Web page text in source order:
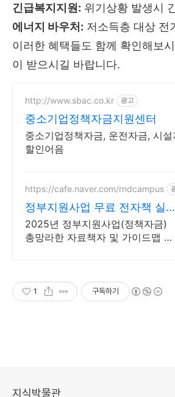
긴급복지지원: 위기상황 발생시
에너지 바우처: 저소득층 대상 전
이러한 혜택들도 함께 확인해보
이 받으시길 바랍니다.
http://www.sbac.co.kr 광고
중소기업정책자금지원센터
중소기업정책자금, 운전자금, 시
할인어음
https://cafe.naver.com/rndcampus
정부지원사업 무료 전자책 실
무 전문가 무료 웹세미나
2025년 정부지원사업(정책자금)
총망라한 자료책자 및 가이드맵 무
1 구독하기
지식박물관